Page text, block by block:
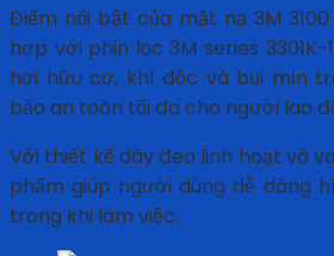
Điểm nổi bật của mặt nạ 3M
hợp với phin lọc 3M series 3301K-
hơi hữu cơ, khí độc và bụi mịn
bảo an toàn tối đa cho người lao
Với thiết kế dây đeo linh hoạt và
phẩm giúp người dùng dễ dàng
trong khi làm việc.